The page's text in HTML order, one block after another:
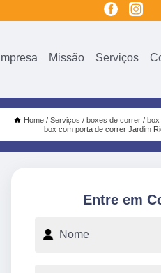
Missão Serviços
Home Serviços boxes de correr
box
box com porta de correr Jardim
Entre em